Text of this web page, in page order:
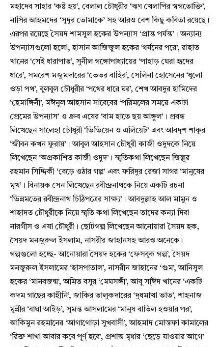
মহাদেব সাহার ‘কষ্ট হয়’, বেলাল চৌধুরীর ‘ঋণ খেলাপির স্বগতোক্তি’,
নাসির আহমদের ‘সুদূর তোমাকে’ সহ আরও বেশ কিছু কবিতা রয়েছে।
এরপর রয়েছে সৈয়দ শামসুল হকের উপন্যাস ‘প্রান্ত পর্যন্ত’। অন্যান্য
উপন্যাসগুলো হলো, হাসান আজিজুল হকের ‘ধর্ষনের পরে’, রাহাত
খানের ‘সেই ধারাপাত’, সুনীল গঙ্গোপাধ্যায়ের ‘পাহাড় ঘেরা হৃদের
ধারে’, সমরেশ মজুমদারের ‘ভেতর বাহির’, সেলিনা হোসেনের ‘ধুলো
ওড়া পথ’, বুলবুল চৌধুরীর ‘পথের ধারে ঘর’, শেখ আবদুর হামিদের
‘হেমাঙ্গিনী’, মঈনুল আহসান সাবেবের ‘পরিমলের সময়ে একটা
প্রেমের উপন্যাস’ ও ধ্রুব এষের ‘বাম হাতে ছয় আঙ্গুল’। প্রবন্ধ
লিখেছেন সালেহা চৌধুরী ‘ভিভিয়েন ও এলিয়েট’ এবং আবদুশ শাকুর
‘জীবন কখন ফুরায়’। আবুল আহসান চৌধুরী কাজী ওদুদকে নিয়ে
লিখেছেন ‘অপ্রকাশিত কাজী ওদুদ’। স্মৃতিকথা লিখেছেন জিল্লুর
রহমান সিদ্দিকী ‘বেড়ে ওঠার গল্প’ এবং ফরিদুর রেজা সাগর ‘মানুষের
মুখ’। বিনায়ক সেন লিখেছেন রবীন্দ্রনাথকে নিয়ে একটি রচনা
‘ভিন্নমতের রবীন্দ্রনাথ চিঠিপত্রের সাক্ষ্য’। আবদুল্লাহ আল মামুন ও
শাহাদত চৌধুরীকে নিয়ে স্মৃতি কথা লিখেছেন তাদের কন্যা দিবা
নারগীস ও এষা চৌধুরী। ছোটগল্প লিখেছেন আনোয়ারা সৈয়দ হক,
সৈয়দ মনজুরুল ইসলাম, নাসরীর জাহানসহ আরও অনেকে।
গল্পগুলো হচ্ছে- আনোয়ারা সৈয়দ হকের ‘ফেসবুক গল্প’, সৈয়দ
মনজুরুল ইসলামের ‘হাসপাতাল’, নাসরীন জাহানের ‘গুম’, আনিসুল
হকের ‘মানবজন্ম’, অমিত বসুর ‘মেঘসঙ্গী’, আবু সা্ঈদ খানের ‘একটি
কদম গাছের কাহীনি’, জাকির তালুকদারের ‘দুধমাখা ভাত’, শাহনাজ
মুন্নীর ‘বাঘা আইড়’, সুমন্ত আসলামের ‘মানুষ বাতিল হওয়ার পর’,
আকিমুন রহমানের ‘আগাগোড়া সুখবাসী’, আহমাদ মোস্তফা কামালের
‘রিক্ত শাখা আবার কবে পূর্ণ্ হবে’, প্রশান্ত মৃধার ‘ছেড়ে যাওয়ার আগে’